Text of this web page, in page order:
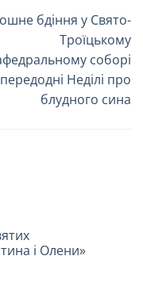
бдіння у Свято-
Троїцькому
соборі
Неділі про
блудного сина
і Олени»